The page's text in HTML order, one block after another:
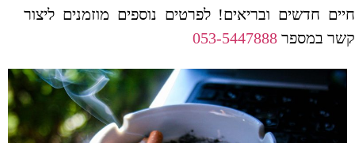
חיים חדשים ובריאים! לפרטים נוספים מוזמנים ליצור
קשר במספר 053-5447888